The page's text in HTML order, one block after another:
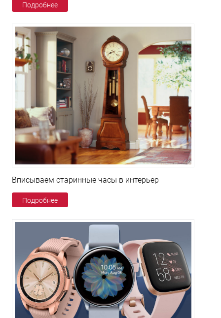
Подробнее
Вписываем старинные часы в интерьер
Подробнее